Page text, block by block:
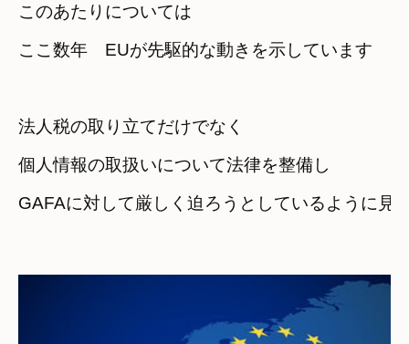
このあたりについては
ここ数年　EUが先駆的な動きを示しています
法人税の取り立てだけでなく
個人情報の取扱いについて法律を整備し
GAFAに対して厳しく迫ろうとしているように見